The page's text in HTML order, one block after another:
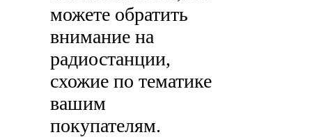
можете обратить
внимание на
радиостанции,
схожие по тематике
вашим
покупателям.